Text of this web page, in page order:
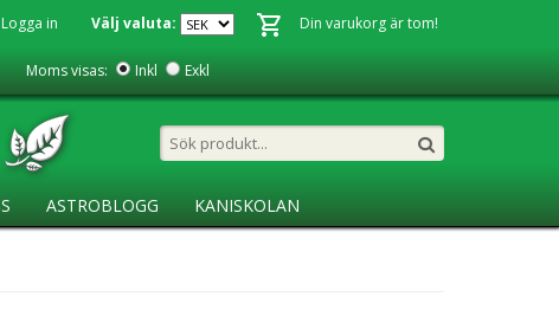
Din varukorg är tom!
Logga in Välj valuta:
Moms visas: Inkl Exkl
ASTROBLOGG KANISKOLAN